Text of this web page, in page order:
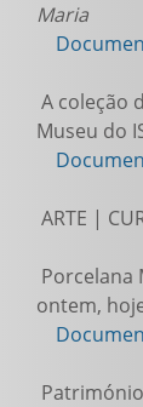
Maria
A coleção
Museu do
ARTE |
Porcelana
ontem,